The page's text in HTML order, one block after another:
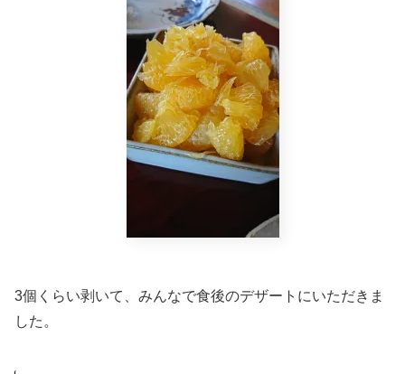
3個くらい剥いて、みんなで食後のデザートにいただきま
した。